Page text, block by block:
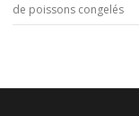
de poissons congelés